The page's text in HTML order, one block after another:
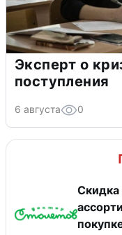
Эксперт о
поступления
6 августа 0
Скидка